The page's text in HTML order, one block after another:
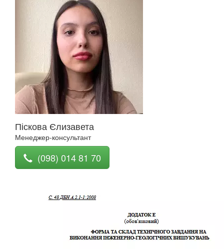
Піскова Єлизавета
Менеджер-консультант
(098) 014 81 70